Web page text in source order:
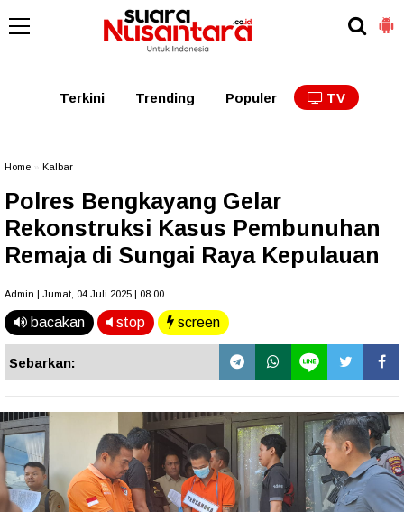
Kalbar Kalteng
Terkini Trending Populer TV
Home Kalbar
Polres Bengkayang Gelar
Rekonstruksi Kasus Pembunuhan
Remaja di Sungai Raya Kepulauan
Admin | Jumat, 04 Juli 2025 | 08.00
bacakan stop screen
Sebarkan: